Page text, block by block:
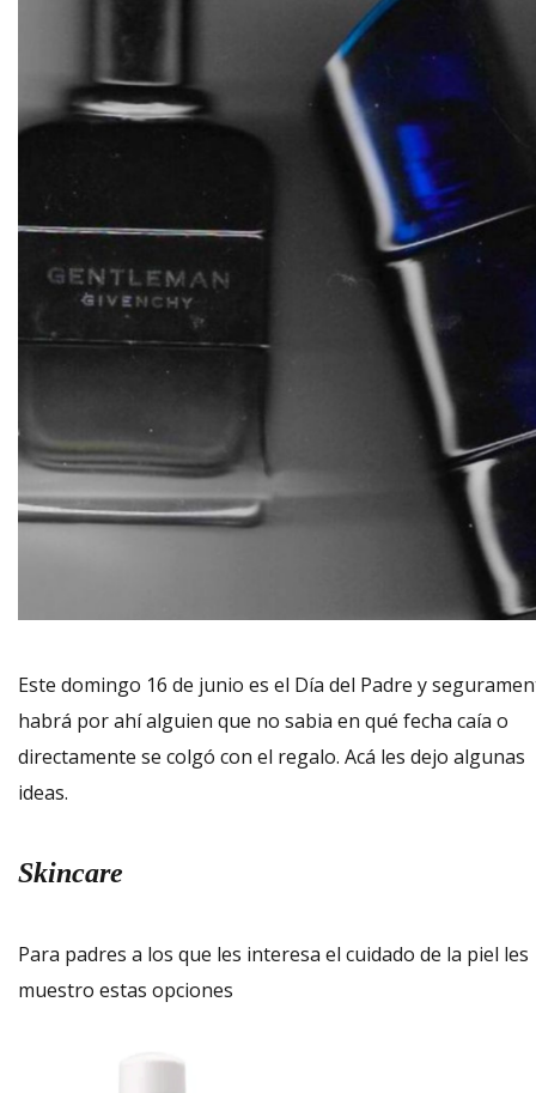
Este domingo 16 de junio es el Día del Padre y
habrá por ahí alguien que no sabia en qué fecha caía o
directamente se colgó con el regalo. Acá les dejo algunas
ideas.
Skincare
Para padres a los que les interesa el cuidado de la piel les
muestro estas opciones